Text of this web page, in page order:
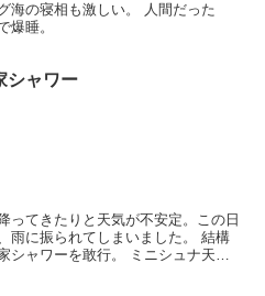
海の寝相も激しい。 人間だった
爆睡。
シャワー
ってきたりと天気が不安定。この日
雨に振られてしまいました。 結構
シャワーを敢行。 ミニシュナ天